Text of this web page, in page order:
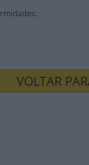
:
VOLTAR